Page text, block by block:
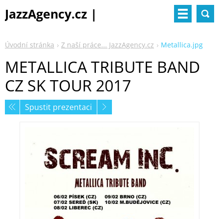
JazzAgency.cz |
Úvodní stránka Z naší práce... JazzAgency.cz Metallica.jpg
METALLICA TRIBUTE BAND
CZ SK TOUR 2017
Spustit prezentaci